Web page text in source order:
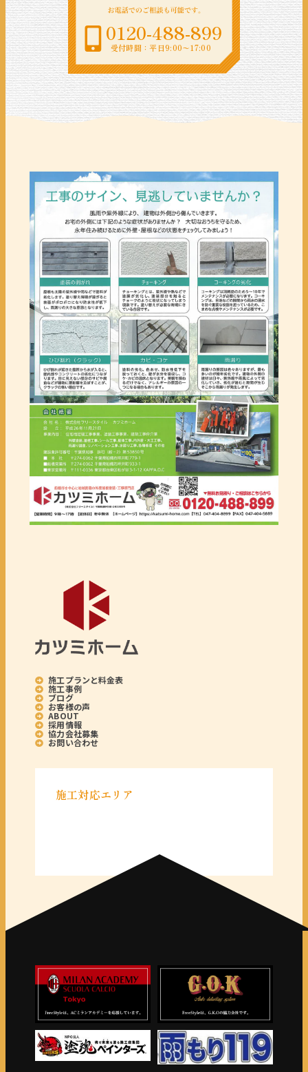
0120-488-899
受付時間：平日9:00〜17:00
施工プランと料金表
施工事例
ブログ
お客様の声
ABOUT
採用情報
協力会社募集
お問い合わせ
施工対応エリア